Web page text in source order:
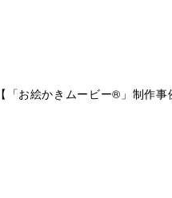
【「お絵かきムービー®」制作